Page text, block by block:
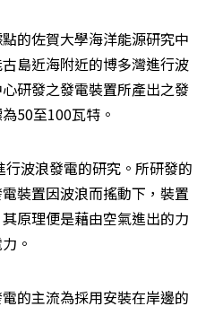
的佐賀大學海洋能源研究中
島近海附近的博多灣進行波
研發之發電裝置所產出之發
50至100瓦特。
波浪發電的研究。所研發的
裝置因波浪而搖動下，裝置
原理便是藉由空氣進出的力
。
的主流為採用安裝在岸邊的